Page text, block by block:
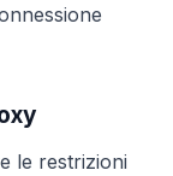
le restrizioni